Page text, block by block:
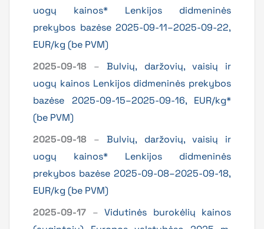
uogų kainos* Lenkijos didmeninės
prekybos bazėse 2025-09-11–2025-09-22,
EUR/kg (be PVM)
2025-09-18 –Bulvių, daržovių, vaisių ir
uogų kainos Lenkijos didmeninės prekybos
bazėse 2025-09-15–2025-09-16, EUR/kg*
(be PVM)
2025-09-18 –Bulvių, daržovių, vaisių ir
uogų kainos* Lenkijos didmeninės
prekybos bazėse 2025-09-08–2025-09-18,
EUR/kg (be PVM)
2025-09-17 – Vidutinės burokėlių kainos